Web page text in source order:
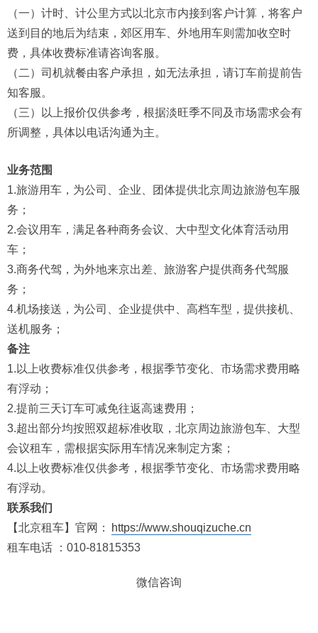
（一）计时、计公里方式以北京市内接到客户计算，将客户
送到目的地后为结束，郊区用车、外地用车则需加收空时
费，具体收费标准请咨询客服。
（二）司机就餐由客户承担，如无法承担，请订车前提前告
知客服。
（三）以上报价仅供参考，根据淡旺季不同及市场需求会有
所调整，具体以电话沟通为主。
业务范围
1.旅游用车，为公司、企业、团体提供北京周边旅游包车服
务；
2.会议用车，满足各种商务会议、大中型文化体育活动用
车；
3.商务代驾，为外地来京出差、旅游客户提供商务代驾服
务；
4.机场接送，为公司、企业提供中、高档车型，提供接机、
送机服务；
备注
1.以上收费标准仅供参考，根据季节变化、市场需求费用略
有浮动；
2.提前三天订车可减免往返高速费用；
3.超出部分均按照双超标准收取，北京周边旅游包车、大型
会议租车，需根据实际用车情况来制定方案；
4.以上收费标准仅供参考，根据季节变化、市场需求费用略
有浮动。
联系我们
【北京租车】官网：
https://www.shouqizuche.cn
租车电话 ：010-81815353
微信咨询